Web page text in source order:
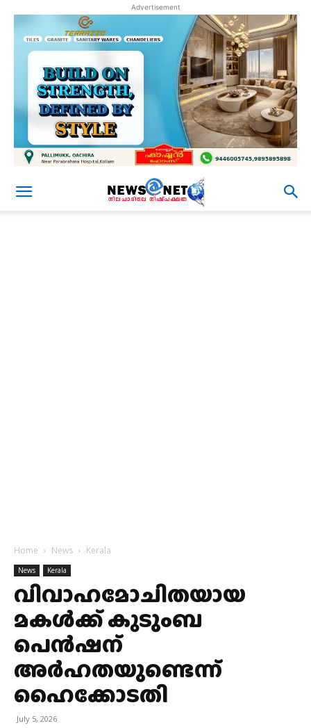
Advertisement
Home News Kerala
News Kerala
വിവാഹമോചിതയായ
മകൾക്ക് കുടുംബ
പെൻഷന്
അർഹതയുണ്ടെന്ന്
ഹൈക്കോടതി
July 5, 2026